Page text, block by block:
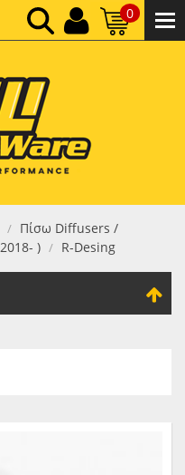
0
ΣΎΝΟΛΟ:
ΣΎΝΟΛΟ:0,00 €
/ Πίσω Diffusers /
) / R-Desing